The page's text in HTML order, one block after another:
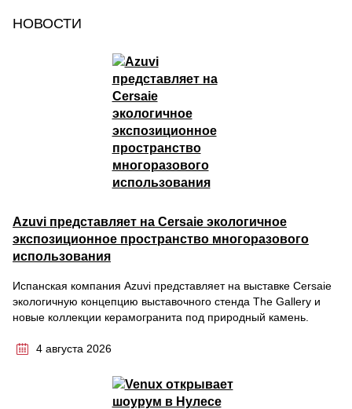
НОВОСТИ
Azuvi представляет на Cersaie экологичное
экспозиционное пространство многоразового
использования
Испанская компания Azuvi представляет на выставке Cersaie
экологичную концепцию выставочного стенда The Gallery и
новые коллекции керамогранита под природный камень.
4 августа 2026